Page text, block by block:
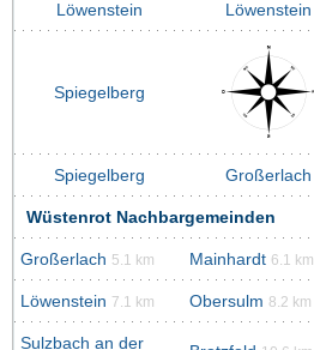
Löwenstein Löwenstein
Spiegelberg
Spiegelberg Großerlach
Wüstenrot Nachbargemeinden
Großerlach 5.1 km Mainhardt 6.1 km
Löwenstein 7.1 km Obersulm 8.2 km
Sulzbach an der